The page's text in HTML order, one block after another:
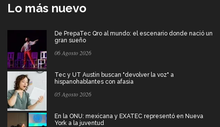
Lo más nuevo
De PrepaTec Qro al mundo: el escenario donde nació un
gran sueño
06 Agosto 2026
Tec y UT Austin buscan "devolver la voz" a
hispanohablantes con afasia
05 Agosto 2026
En la ONU: mexicana y EXATEC representó en Nueva
York a la juventud